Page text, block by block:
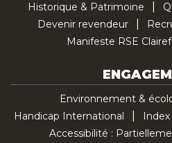
Historique & Patrimoine
Devenir revendeur
Manifeste RSE
Environnement &
Handicap International
Accessibilité :